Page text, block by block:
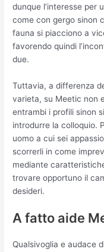
dunque l’interesse per
come con gergo sinon
fauna si piacciono a
favorendo quindi
due.
Tuttavia, a differenza
varieta, su Meetic non
entrambi i profili sinon
introdurre la colloquio.
uomo a cui sei
scorrerli in come
mediante
trovare opportuno il
desideri.
A fatto aide
Qualsivoglia e audace